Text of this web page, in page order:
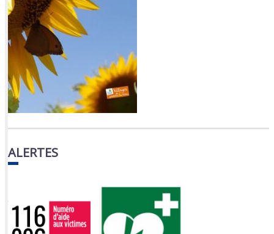
ALERTES